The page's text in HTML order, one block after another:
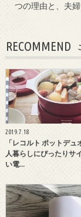
つの理由と、夫
RECOMMEND
2019.7.18
「レコルト ポットデュ
人暮らしにぴったりサ
い電…